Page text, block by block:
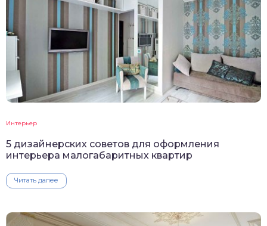
Интерьер
5 дизайнерских советов для оформления
интерьера малогабаритных квартир
Читать далее